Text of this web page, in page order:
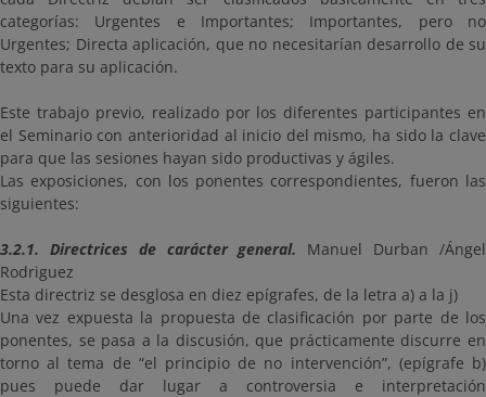
categorías: Urgentes e Importantes; Importantes, pero no
Urgentes; Directa aplicación, que no necesitarían desarrollo de su
texto para su aplicación.
Este trabajo previo, realizado por los diferentes participantes en
el Seminario con anterioridad al inicio del mismo, ha sido la clave
para que las sesiones hayan sido productivas y ágiles.
Las exposiciones, con los ponentes correspondientes, fueron las
siguientes:
3.2.1. Directrices de carácter general. Manuel Durban /Ángel
Rodriguez
Esta directriz se desglosa en diez epígrafes, de la letra a) a la j)
Una vez expuesta la propuesta de clasificación por parte de los
ponentes, se pasa a la discusión, que prácticamente discurre en
torno al tema de “el principio de no intervención”, (epígrafe b)
pues puede dar lugar a controversia e interpretación